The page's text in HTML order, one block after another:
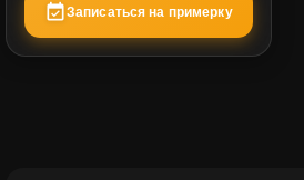
event_availableЗаписаться на примерку